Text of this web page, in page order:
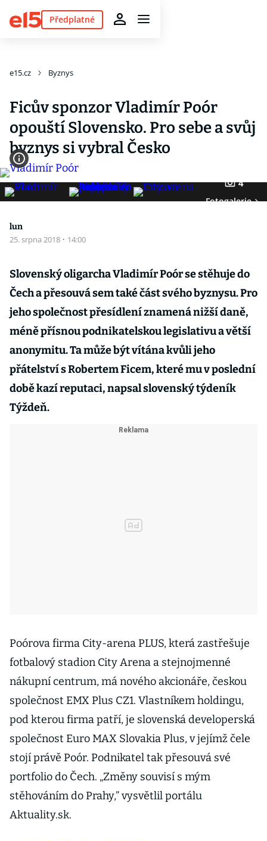
Předplatné
e15.cz Byznys
Ficův sponzor Vladimír Poór
opouští Slovensko. Pro sebe a svůj
byznys si vybral Česko
4
Fotogalerie
lun
25. srpna 2018 · 14:00
Slovenský oligarcha Vladimír Poór se stěhuje do
Čech a přesouvá sem také část svého byznysu. Pro
jeho společnost přesídlení znamená nižší daně,
méně přísnou podnikatelskou legislativu a větší
anonymitu. Ta může být vítána kvůli jeho
přátelství s Robertem Ficem, které mu v poslední
době kazí reputaci, napsal slovenský týdeník
Týždeň.
Poórova firma City-arena PLUS, která zastřešuje
fotbalový stadion City Arena a stejnojmenné
nákupní centrum, má nového akcionáře, českou
společnost EMX Plus CZ1. Vlastníkem holdingu,
pod kterou firma patří, je slovenská developerská
společnost Euro MAX Slovakia Plus, v jejímž čele
stojí právě Poór. Podnikatel tak přesouvá své
portfolio do Čech. „Změny souvisí s mým
stěhováním do Prahy,” vysvětlil portálu
Aktuality.sk.